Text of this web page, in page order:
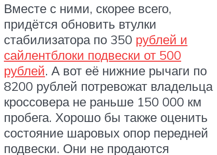
Вместе с ними, скорее всего,
придётся обновить втулки
стабилизатора по 350 рублей и
сайлентблоки подвески от 500
рублей. А вот её нижние рычаги по
8200 рублей потревожат владельца
кроссовера не раньше 150 000 км
пробега. Хорошо бы также оценить
состояние шаровых опор передней
подвески. Они не продаются